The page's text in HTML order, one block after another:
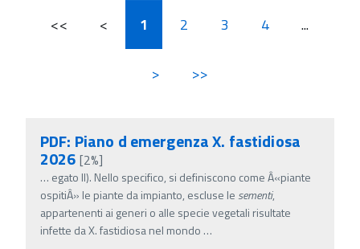
<< < 1 2 3 4 ...
> >>
PDF: Piano d emergenza X. fastidiosa
2026 [2%]
… egato II). Nello specifico, si definiscono come Â«piante
ospitiÂ» le piante da impianto, escluse le sementi,
appartenenti ai generi o alle specie vegetali risultate
infette da X. fastidiosa nel mondo …